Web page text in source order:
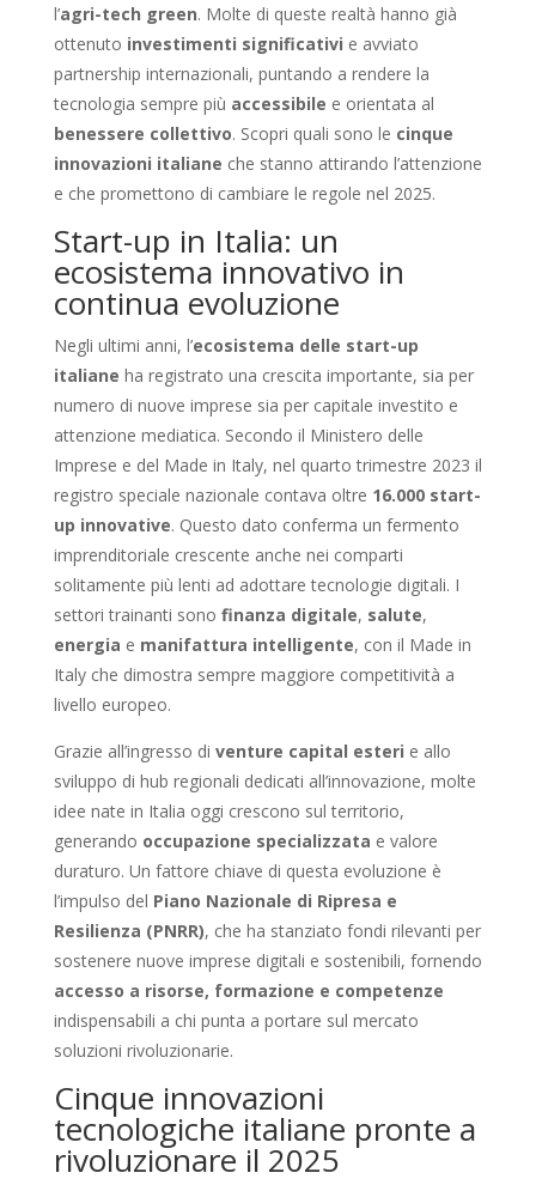
l’agri-tech green. Molte di queste realtà hanno già
ottenuto investimenti significativi e avviato
partnership internazionali, puntando a rendere la
tecnologia sempre più accessibile e orientata al
benessere collettivo. Scopri quali sono le cinque
innovazioni italiane che stanno attirando l’attenzione
e che promettono di cambiare le regole nel 2025.
Start-up in Italia: un
ecosistema innovativo in
continua evoluzione
Negli ultimi anni, l’ecosistema delle start-up
italiane ha registrato una crescita importante, sia per
numero di nuove imprese sia per capitale investito e
attenzione mediatica. Secondo il Ministero delle
Imprese e del Made in Italy, nel quarto trimestre 2023 il
registro speciale nazionale contava oltre 16.000 start-
up innovative. Questo dato conferma un fermento
imprenditoriale crescente anche nei comparti
solitamente più lenti ad adottare tecnologie digitali. I
settori trainanti sono finanza digitale, salute,
energia e manifattura intelligente, con il Made in
Italy che dimostra sempre maggiore competitività a
livello europeo.
Grazie all’ingresso di venture capital esteri e allo
sviluppo di hub regionali dedicati all’innovazione, molte
idee nate in Italia oggi crescono sul territorio,
generando occupazione specializzata e valore
duraturo. Un fattore chiave di questa evoluzione è
l’impulso del Piano Nazionale di Ripresa e
Resilienza (PNRR), che ha stanziato fondi rilevanti per
sostenere nuove imprese digitali e sostenibili, fornendo
accesso a risorse, formazione e competenze
indispensabili a chi punta a portare sul mercato
soluzioni rivoluzionarie.
Cinque innovazioni
tecnologiche italiane pronte a
rivoluzionare il 2025